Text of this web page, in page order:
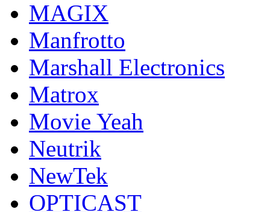
MAGIX
Manfrotto
Marshall Electronics
Matrox
Movie Yeah
Neutrik
NewTek
OPTICAST